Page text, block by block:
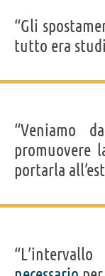
“Gli
tutto era
“Veniamo
promuovere
portarla